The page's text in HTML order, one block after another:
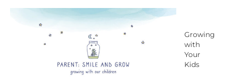
Aller
Growing
with
Your
Kids
Menu